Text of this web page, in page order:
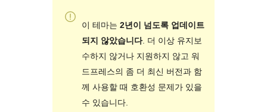
이 테마는 2년이 넘도록 업데이트
되지 않았습니다. 더 이상 유지보
수하지 않거나 지원하지 않고 워
드프레스의 좀 더 최신 버전과 함
께 사용할 때 호환성 문제가 있을
수 있습니다.